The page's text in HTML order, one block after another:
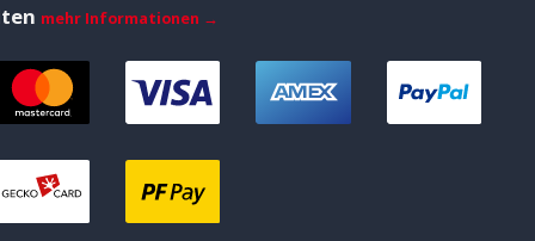
mehr Informationen →